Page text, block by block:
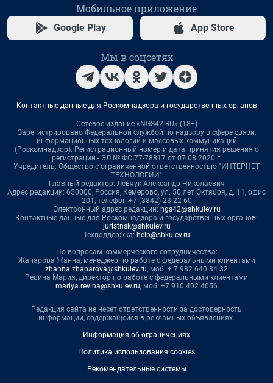
Мобильное приложение
Google Play App Store
Мы в соцсетях
Контактные данные для Роскомнадзора и государственных органов
Сетевое издание «NGS42.RU» (18+)
Зарегистрировано Федеральной службой по надзору в сфере связи,
информационных технологий и массовых коммуникаций
(Роскомнадзор). Регистрационный номер и дата принятия решения о
регистрации - ЭЛ № ФС 77-78817 от 07.08.2020 г.
Учредитель: Общество с ограниченной ответственностью "ИНТЕРНЕТ
ТЕХНОЛОГИИ"
Главный редактор: Левчук Александр Николаевич
Адрес редакции: 650000, Россия, Кемерово, ул. 50 лет Октября, д. 11, офис
201, телефон +7 (3842) 23-22-60
Электронный адрес редакции: ngs42@shkulev.ru
Контактные данные для Роскомнадзора и государственных органов:
juristnsk@shkulev.ru
Техподдержка: help@shkulev.ru
По вопросам коммерческого сотрудничества:
Жапарова Жанна, менеджер по работе с федеральными клиентами
zhanna.zhaparova@shkulev.ru, моб. + 7 982 640 34 32
Ревина Мария, директор по работе с федеральными клиентами
mariya.revina@shkulev.ru, моб. +7 910 402 4056
Редакция сайта не несет ответственности за достоверность
информации, содержащейся в рекламных объявлениях.
Информация об ограничениях
Политика использования cookies
Рекомендательные системы